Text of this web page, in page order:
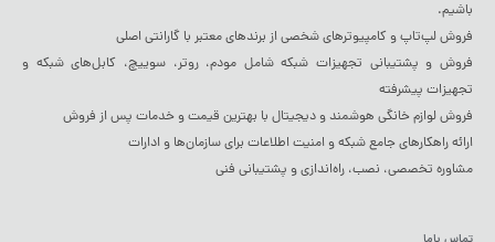
باشیم.
فروش لپ‌تاپ و کامپیوترهای شخصی از برندهای معتبر با گارانتی اصلی
فروش و پشتیبانی تجهیزات شبکه شامل مودم، روتر، سوییچ، کابل‌های شبکه و
تجهیزات پیشرفته
فروش لوازم خانگی هوشمند و دیجیتال با بهترین قیمت و خدمات پس از فروش
ارائه راهکارهای جامع شبکه و امنیت اطلاعات برای سازمان‌ها و ادارات
مشاوره تخصصی، نصب، راه‌اندازی و پشتیبانی فنی